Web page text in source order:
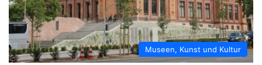
Museen, Kunst und Kultur